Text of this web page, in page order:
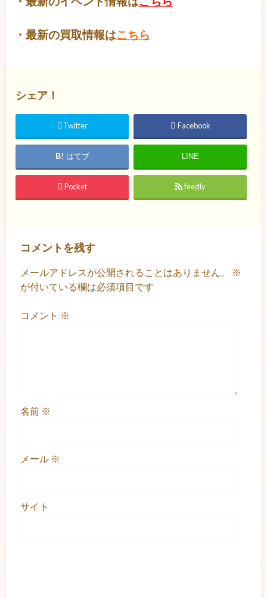
・最新の買取情報はこちら
シェア！
Twitter Facebook
はてブ LINE
Pocket feedly
コメントを残す
メールアドレスが公開されることはありません。
※
が付いている欄は必須項目です
コメント ※
名前 ※
メール ※
サイト